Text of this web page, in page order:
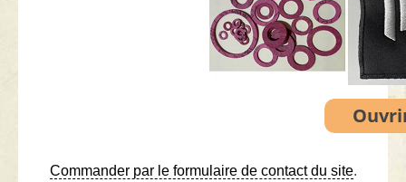
Commander par le formulaire de contact du site.